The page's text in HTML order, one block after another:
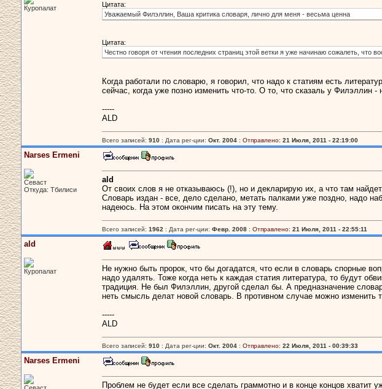
Куропалат
Цитата:
Уважаемый Филэллин, Ваша критика словаря, лично для меня - весьма ценна
Цитата:
Честно говоря от чтения последних страниц этой ветки я уже начинаю сожалеть, что
Когда работали по словарю, я говорил, что надо к статиям есть
сейчас, когда уже позно изменить что-то. О то, что сказаль у Филэллин
-----
ALD
Всего записей: 910 : Дата рег-ции: Окт. 2004 : Отправлено: 21 Июля, 2011 - 22:19:00
Narses Ermeni
Севаст
Откуда: Тбилиси
ald
От своих слов я не отказываюсь (!), но и декларирую их, а что там
Словарь издан - все, дело сделано, метать палками уже поздно, надо
надеюсь. На этом окончим писать на эту тему.
Всего записей: 1962 : Дата рег-ции: Февр. 2008 : Отправлено: 21 Июля, 2011 - 22:55:11
ald
Куропалат
Не нужно быть пророк, что бы догадатся, что если в словарь спорные
надо удалять. Тоже когда неть к каждая статия литература, то будут
традиция. Не был Филэллин, другой сделал бы. А предназначение
неть смысль делат новой словарь. В противном случае можно изменить
-----
ALD
Всего записей: 910 : Дата рег-ции: Окт. 2004 : Отправлено: 22 Июля, 2011 - 00:39:33
Narses Ermeni
Проблем не будет если все сделать граммотно и в конце концов хватит